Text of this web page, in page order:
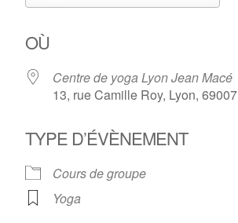
OÙ
Centre de yoga Lyon Jean Macé
13, rue Camille Roy, Lyon, 69007
TYPE D’ÉVÈNEMENT
Cours de groupe
Yoga